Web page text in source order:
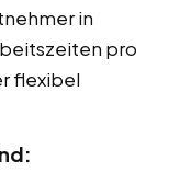
in
pro
flexibel